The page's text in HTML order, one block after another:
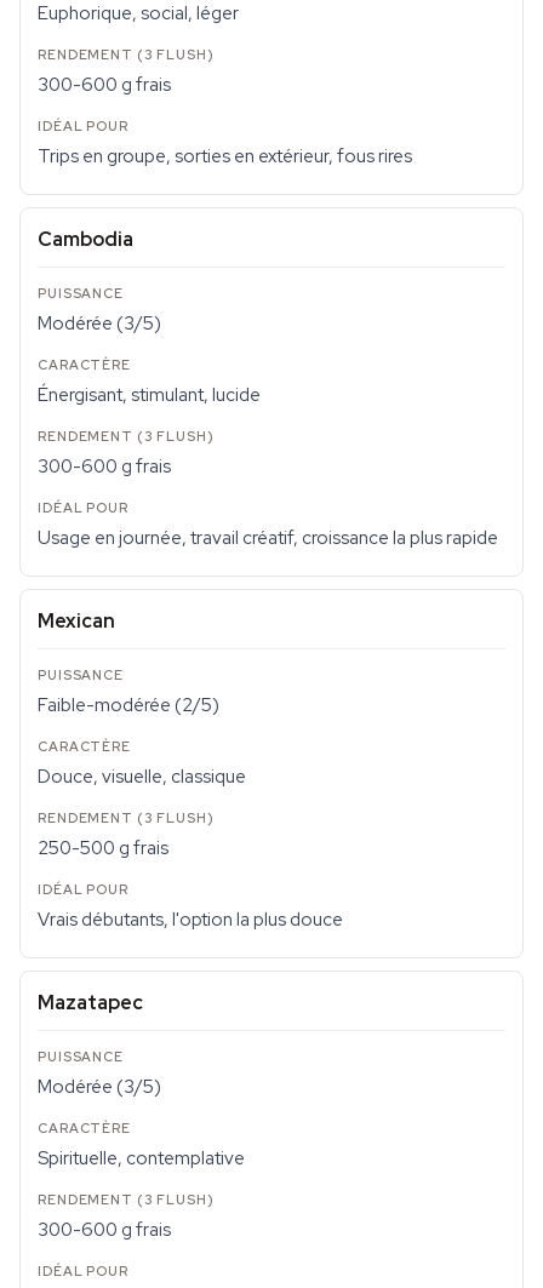
Euphorique, social, léger
300-600 g frais
Trips en groupe, sorties en extérieur, fous rires
Cambodia
Modérée (3/5)
Énergisant, stimulant, lucide
300-600 g frais
Usage en journée, travail créatif, croissance la plus rapide
Mexican
Faible-modérée (2/5)
Douce, visuelle, classique
250-500 g frais
Vrais débutants, l'option la plus douce
Mazatapec
Modérée (3/5)
Spirituelle, contemplative
300-600 g frais